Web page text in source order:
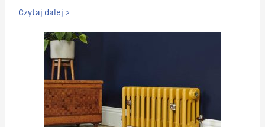
2541 560
2617 560
Czytaj dalej >